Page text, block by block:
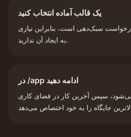
یک قالب آماده انتخاب کنید
سبک‌دهی است، بنابراین نیازی
به ایجاد آن ندارید.
در /app ادامه دهید
می‌شود، سپس آخرین کار در فضای کاری